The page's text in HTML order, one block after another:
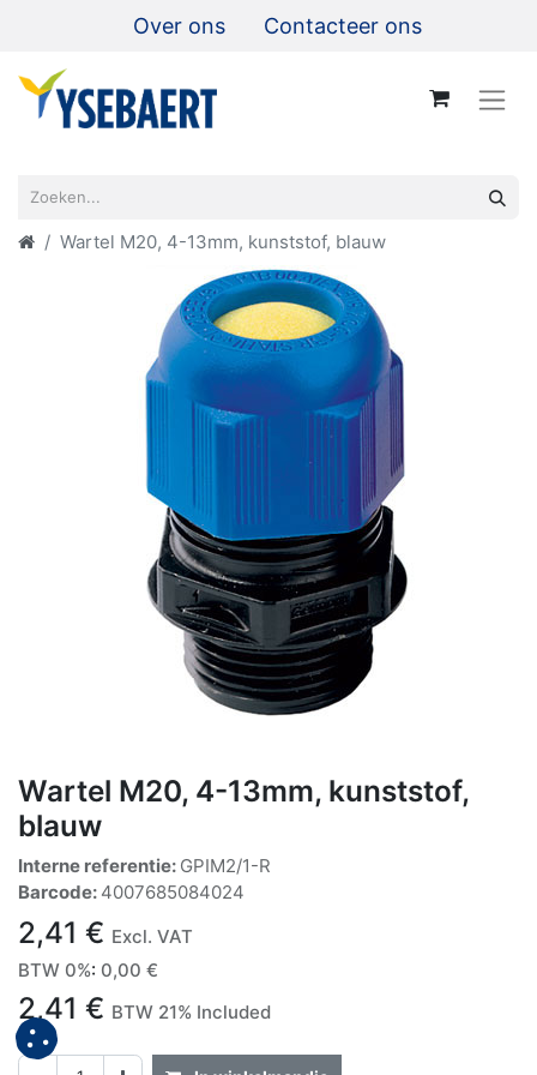
Over ons Contacteer ons
Wartel M20, 4-13mm, kunststof, blauw
Wartel M20, 4-13mm, kunststof,
blauw
Interne referentie: GPIM2/1-R
Barcode: 4007685084024
2,41 € Excl. VAT
BTW 0%: 0,00 €
2,41 € BTW 21% Included